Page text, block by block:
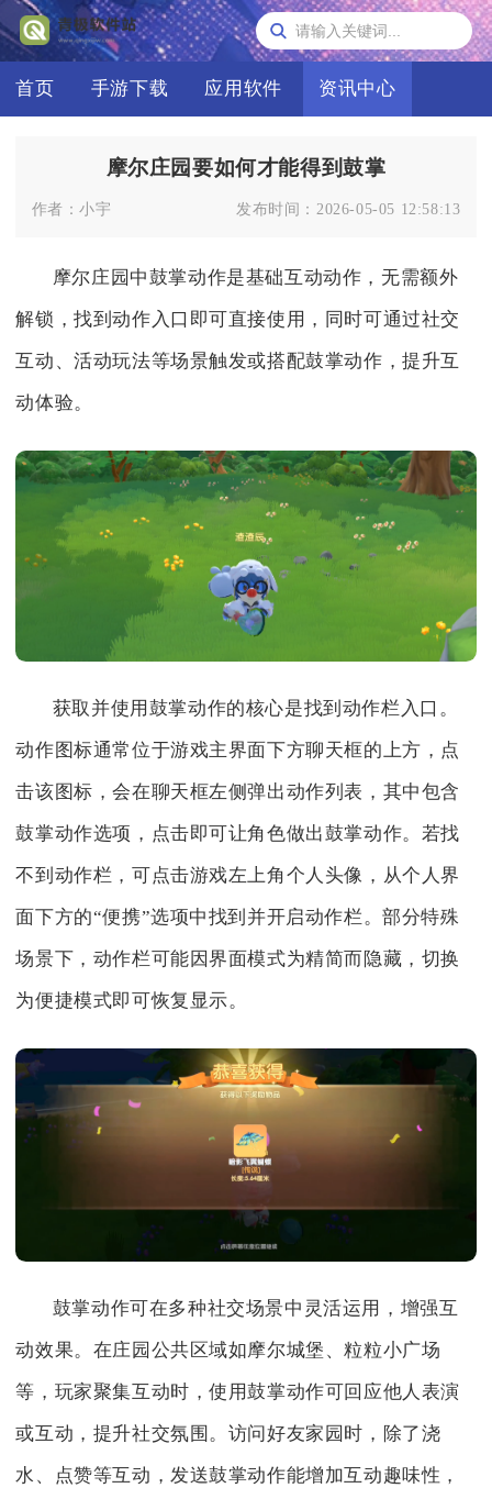
首页 手游下载 应用软件 资讯中心
摩尔庄园要如何才能得到鼓掌
作者：小宇 发布时间： 2026-05-05 12:58:13
摩尔庄园中鼓掌动作是基础互动动作，无需额外
解锁，找到动作入口即可直接使用，同时可通过社交
互动、活动玩法等场景触发或搭配鼓掌动作，提升互
动体验。
获取并使用鼓掌动作的核心是找到动作栏入口。
动作图标通常位于游戏主界面下方聊天框的上方，点
击该图标，会在聊天框左侧弹出动作列表，其中包含
鼓掌动作选项，点击即可让角色做出鼓掌动作。若找
不到动作栏，可点击游戏左上角个人头像，从个人界
面下方的“便携”选项中找到并开启动作栏。部分特殊
场景下，动作栏可能因界面模式为精简而隐藏，切换
为便捷模式即可恢复显示。
鼓掌动作可在多种社交场景中灵活运用，增强互
动效果。在庄园公共区域如摩尔城堡、粒粒小广场
等，玩家聚集互动时，使用鼓掌动作可回应他人表演
或互动，提升社交氛围。访问好友家园时，除了浇
水、点赞等互动，发送鼓掌动作能增加互动趣味性，